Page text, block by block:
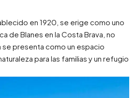
en 1920, se erige como uno
de Blanes en la Costa Brava, no
presenta como un espacio
para las familias y un refugio